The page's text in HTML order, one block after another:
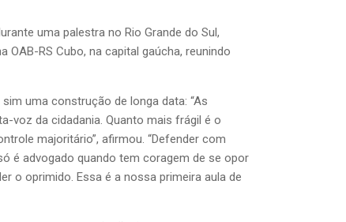
uma palestra no Rio Grande do Sul,
RS Cubo, na capital gaúcha, reunindo
uma construção de longa data: “As
voz da cidadania. Quanto mais frágil é o
majoritário”, afirmou. “Defender com
é advogado quando tem coragem de se opor
o oprimido. Essa é a nossa primeira aula de